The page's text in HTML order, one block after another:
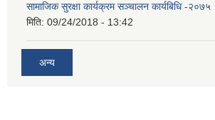
सामाजिक सुरक्षा कार्यक्रम सञ्चालन कार्यबिधि -२०७५
मिति: 09/24/2018 - 13:42
अन्य